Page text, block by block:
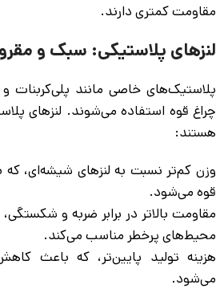
مقاومت کمتری دارند.
لنزهای پلاستیکی: سبک و
پلاستیک‌های خاصی مانند پلی‌کربنات
چراغ قوه استفاده می‌شوند. لنزهای
هستند:
وزن کم‌تر نسبت به لنزهای شیشه‌ای،
قوه می‌شود.
مقاومت بالاتر در برابر ضربه و شکستگی،
محیط‌های پرخطر مناسب می‌کند.
هزینه تولید پایین‌تر، که باعث
می‌شود.